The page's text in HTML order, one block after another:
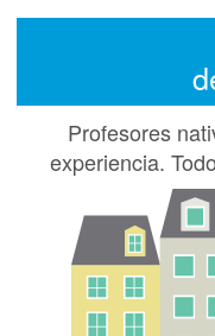
Profesores
experiencia.